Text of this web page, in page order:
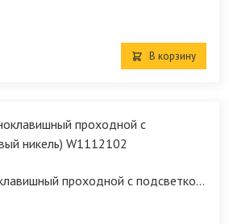
В корзину
проходной с подсветко...